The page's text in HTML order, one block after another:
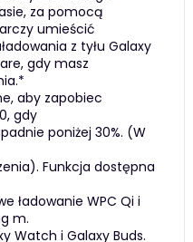
za pomocą
umieścić
z tyłu Galaxy
gdy masz
aby zapobiec
gdy
poniżej 30%. (W
Funkcja dostępna
ładowanie WPC Qi i
m.
Watch i Galaxy Buds.